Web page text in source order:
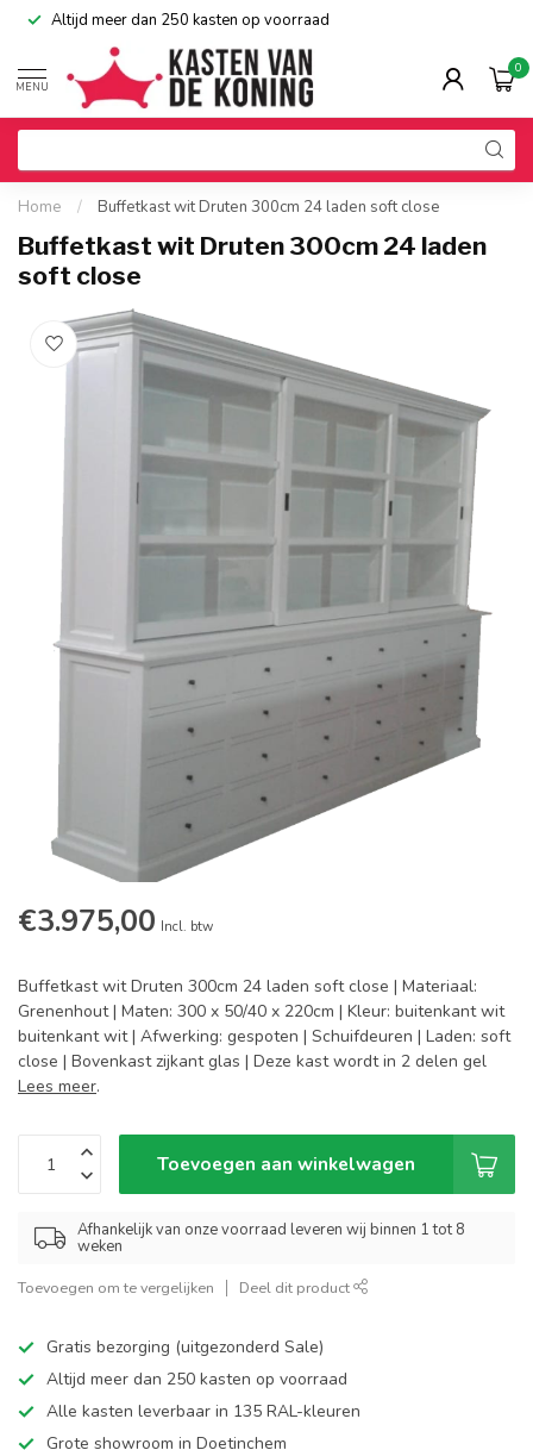
Altijd meer dan 250 kasten op voorraad
MENU
0
Home / Buffetkast wit Druten 300cm 24 laden soft close
Buffetkast wit Druten 300cm 24 laden
soft close
€3.975,00 Incl. btw
Buffetkast wit Druten 300cm 24 laden soft close | Materiaal:
Grenenhout | Maten: 300 x 50/40 x 220cm | Kleur: buitenkant wit
buitenkant wit | Afwerking: gespoten | Schuifdeuren | Laden: soft
close | Bovenkast zijkant glas | Deze kast wordt in 2 delen gel
Lees meer.
Toevoegen aan winkelwagen
Afhankelijk van onze voorraad leveren wij binnen 1 tot 8
weken
Toevoegen om te vergelijken Deel dit product
Gratis bezorging (uitgezonderd Sale)
Altijd meer dan 250 kasten op voorraad
Alle kasten leverbaar in 135 RAL-kleuren
Grote showroom in Doetinchem